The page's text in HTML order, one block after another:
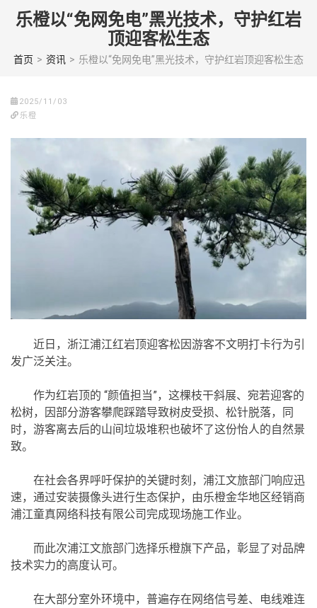
(Press
乐橙以“免网免电”黑光技术，守护红岩
顶迎客松生态
首页 > 资讯 > 乐橙以“免网免电”黑光技术，守护红岩顶迎客松生态
2025/11/03
乐橙
近日，浙江浦江红岩顶迎客松因游客不文明打卡行为引
发广泛关注。
作为红岩顶的 “颜值担当”，这棵枝干斜展、宛若迎客的
松树，因部分游客攀爬踩踏导致树皮受损、松针脱落，同
时，游客离去后的山间垃圾堆积也破坏了这份怡人的自然景
致。
在社会各界呼吁保护的关键时刻，浦江文旅部门响应迅
速，通过安装摄像头进行生态保护，由乐橙金华地区经销商
浦江童真网络科技有限公司完成现场施工作业。
而此次浦江文旅部门选择乐橙旗下产品，彰显了对品牌
技术实力的高度认可。
在大部分室外环境中，普遍存在网络信号差、电线难连